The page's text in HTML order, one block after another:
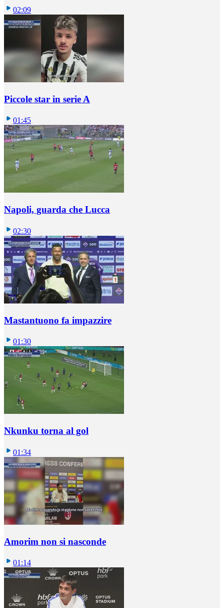
02:09
Piccole star in serie A
01:45
Napoli, guarda che Lucca
02:30
Mastantuono fa impazzire
01:30
Nkunku torna al gol
01:34
Amorim non si nasconde
01:14